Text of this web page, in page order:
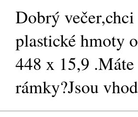
Dobrý
plastické hmoty
448 x 15,9
rámky?Jsou